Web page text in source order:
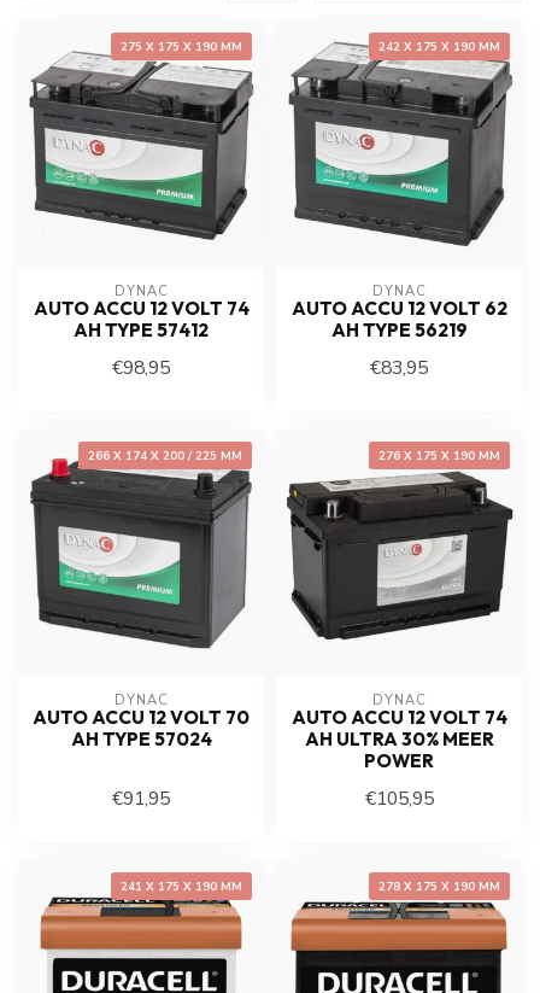
275 X 175 X 190 MM
DYNAC
AUTO ACCU 12 VOLT 74
AH TYPE 57412
€98,95
242 X 175 X 190 MM
DYNAC
AUTO ACCU 12 VOLT 62
AH TYPE 56219
€83,95
266 X 174 X 200 / 225 MM
DYNAC
AUTO ACCU 12 VOLT 70
AH TYPE 57024
€91,95
276 X 175 X 190 MM
DYNAC
AUTO ACCU 12 VOLT 74
AH ULTRA 30% MEER
POWER
€105,95
241 X 175 X 190 MM 278 X 175 X 190 MM